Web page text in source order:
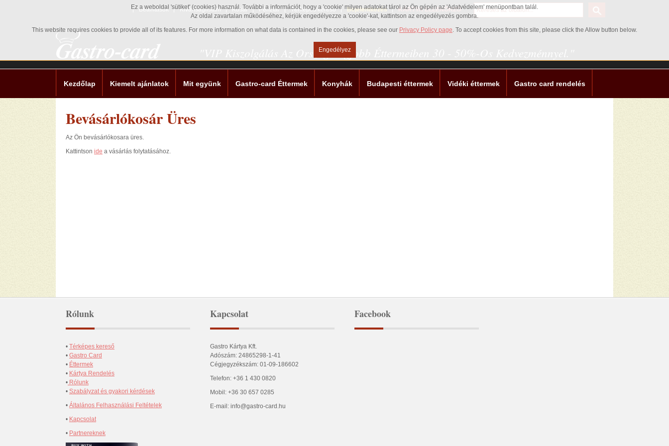
Ez a weboldal 'sütiket' (cookies) használ. További a információt, hogy a 'cookie' milyen adatokat tárol az Ön gépén az 'Adatvédelem' menüpontban talál.
Az oldal zavartalan működéséhez, kérjük engedélyezze a 'cookie'-kat, kattintson az engedélyezés gombra.
This website requires cookies to provide all of its features. For more information on what data is contained in the cookies, please see our Privacy Policy page. To accept cookies from this site, please click the Allow button below.
Engedélyez
KÁRTYA ELLENŐRZŐ
Beállítások Kívánságlistám Kosár Pénztár Térképes kereső Bejelentkezés
"VIP Kiszolgálás Az Ország Legjobb Éttermeiben 30 - 50%-Os Kedvezménnyel."
Kezdőlap Kiemelt ajánlatok Mit együnk Gastro-card Éttermek Konyhák Budapesti éttermek Vidéki éttermek Gastro card rendelés
Bevásárlókosár Üres
Az Ön bevásárlókosara üres.
Kattintson ide a vásárlás folytatásához.
Rólunk
• Térképes kereső
• Gastro Card
• Éttermek
• Kártya Rendelés
• Rólunk
• Szabályzat és gyakori kérdések
• Általános Felhasználási Feltételek
• Kapcsolat
• Partnereknek
Kapcsolat
Gastro Kártya Kft.
Adószám: 24865298-1-41
Cégjegyzékszám: 01-09-186602
Telefon: +36 1 430 0820
Mobil: +36 30 657 0285
E-mail: info@gastro-card.hu
Facebook